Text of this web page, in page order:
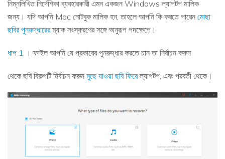
নিম্নলিখিত নির্দেশিকা ব্যবহারকারী এমন একজন Windows ল্যাপটপ মালিক
জন্য। যদি আপনি Mac নোটবুক মালিক হন, তাহলে আপনি কি করতে পারেন মোছা
ছবির পুনরুদ্ধারেরম্যাক সংস্করণের সঙ্গে অনুরূপ পদক্ষেপে।
ধাপ 1 । ফাইল আপনি যে প্রকারের পুনরুদ্ধার করতে চান তা নির্বাচন করুন
থেকে ছবি বিকল্পটি নির্বাচন করুন মুছে যাওয়া ছবি ফিরেল্যাপটপ, এবং পরবর্তী থেকে।